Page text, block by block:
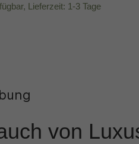
Lieferzeit: 1-3 Tage
von